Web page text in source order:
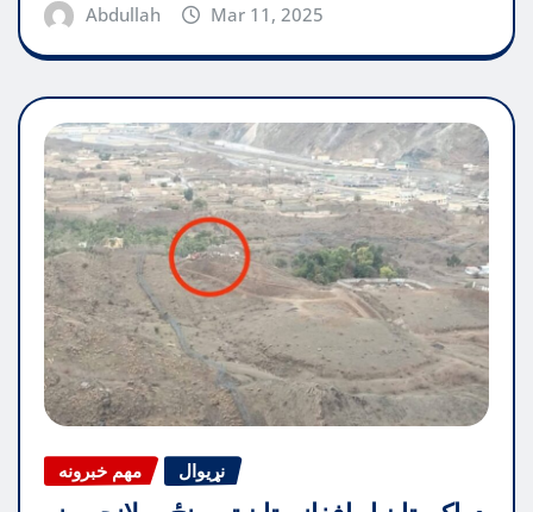
Abdullah Mar 11, 2025
مهم خبرونه نړیوال